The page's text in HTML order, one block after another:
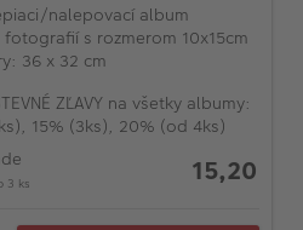
nalepovací album
fotografií s rozmerom 10x15cm
36 x 32 cm
ZĽAVY na všetky albumy:
15% (3ks), 20% (od 4ks)
3 ks 15,20